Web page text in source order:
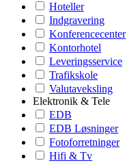
Hoteller
Indgravering
Konferencecenter
Kontorhotel
Leveringsservice
Trafikskole
Valutaveksling
Elektronik & Tele
EDB
EDB Løsninger
Fotoforretninger
Hifi & Tv